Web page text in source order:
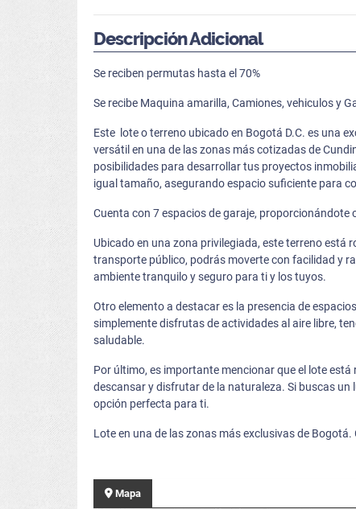
Descripción Adicional
Se reciben permutas hasta el 70%
Se recibe Maquina amarilla, Camiones, vehiculos y
Este lote o terreno ubicado en Bogotá D.C. es una
versátil en una de las zonas más cotizadas de
posibilidades para desarrollar tus proyectos
igual tamaño, asegurando espacio suficiente para
Cuenta con 7 espacios de garaje,
Ubicado en una zona privilegiada, este terreno está
transporte público, podrás moverte con facilidad y
ambiente tranquilo y seguro para ti y los tuyos.
Otro elemento a destacar es la presencia de
simplemente disfrutas de actividades al aire libre,
saludable.
Por último, es importante mencionar que el lote
descansar y disfrutar de la naturaleza. Si buscas
opción perfecta para ti.
Lote en una de las zonas más exclusivas de
Mapa